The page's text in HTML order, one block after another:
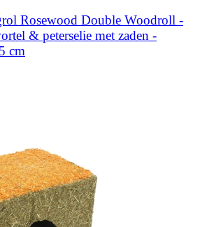
Rosewood Double Woodroll -
& peterselie met zaden -
cm